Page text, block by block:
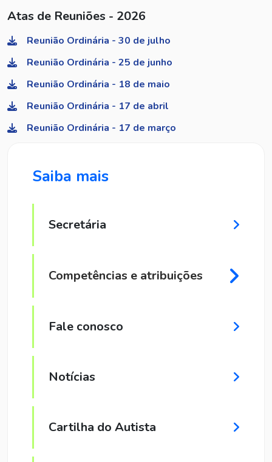
Atas de Reuniões - 2026
Reunião Ordinária - 30 de julho
Reunião Ordinária - 25 de junho
Reunião Ordinária - 18 de maio
Reunião Ordinária - 17 de abril
Reunião Ordinária - 17 de março
Saiba mais
Secretária
Competências e atribuições
Fale conosco
Notícias
Cartilha do Autista